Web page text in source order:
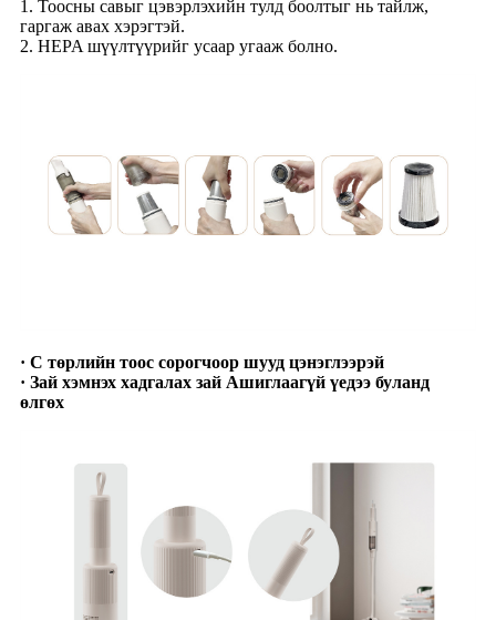
1. Тоосны савыг цэвэрлэхийн тулд боолтыг нь тайлж,
гаргаж авах хэрэгтэй.
2. HEPA шүүлтүүрийг усаар угааж болно.
· C төрлийн тоос сорогчоор шууд цэнэглээрэй
· Зай хэмнэх хадгалах зай Ашиглаагүй үедээ буланд
өлгөх